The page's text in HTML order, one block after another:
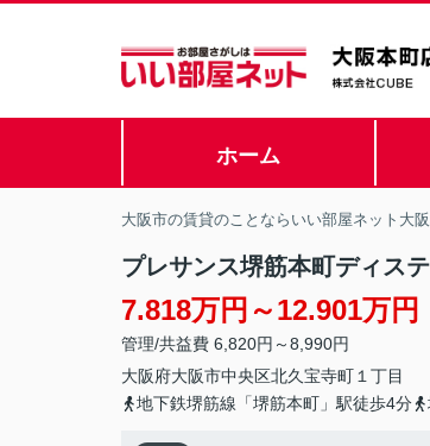
ホーム
大阪市の賃貸のことならいい部屋ネット大
プレサンス堺筋本町ディス
7.818万円～12.901万円
管理/共益費 6,820円～8,990円
大阪府大阪市中央区北久宝寺町 １丁目
地下鉄堺筋線「堺筋本町」駅徒歩4分